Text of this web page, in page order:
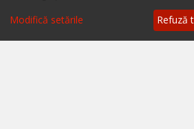
Restaurante
Restaurante
Modifică setările